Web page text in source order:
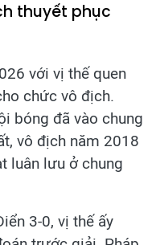
thuyết phục
với vị thế quen
chức vô địch.
bóng đã vào chung
vô địch năm 2018
luân lưu ở chung
3-0, vị thế ấy